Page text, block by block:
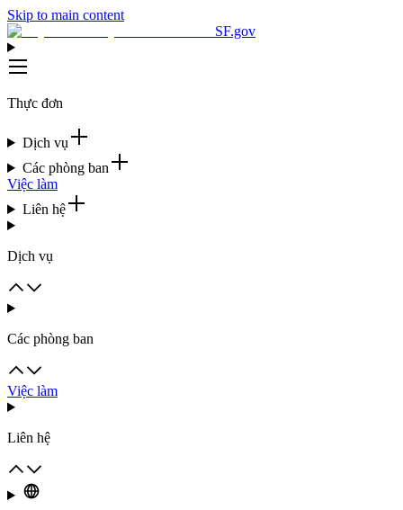
Skip to main content
SF.gov
Thực đơn
Dịch vụ
Các phòng ban
Việc làm
Liên hệ
Dịch vụ
Các phòng ban
Việc làm
Liên hệ